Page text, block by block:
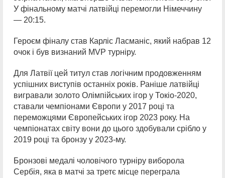
У фінальному матчі латвійці перемогли Німеччину
— 20:15.
Героєм фіналу став Карліс Ласманіс, який набрав 12
очок і був визнаний MVP турніру.
Для Латвії цей титул став логічним продовженням
успішних виступів останніх років. Раніше латвійці
вигравали золото Олімпійських ігор у Токіо-2020,
ставали чемпіонами Європи у 2017 році та
переможцями Європейських ігор 2023 року. На
чемпіонатах світу вони до цього здобували срібло у
2019 році та бронзу у 2023-му.
Бронзові медалі чоловічого турніру виборола
Сербія, яка в матчі за третє місце переграла